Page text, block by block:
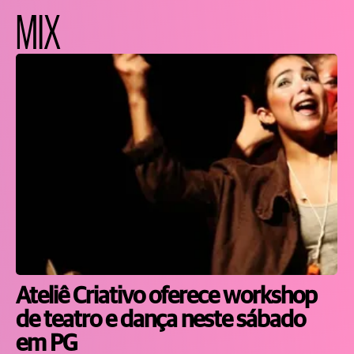
MIX
Ateliê Criativo oferece workshop
de teatro e dança neste sábado
em PG